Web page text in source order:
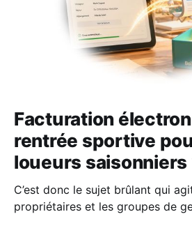
Facturation
rentrée sportive
loueurs saisonniers
C’est donc le sujet brûlant qui
propriétaires et les groupes de